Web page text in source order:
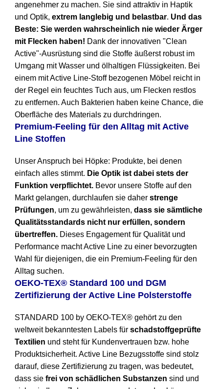
angenehmer zu machen. Sie sind attraktiv in Haptik
und Optik, extrem langlebig und belastbar. Und das
Beste: Sie werden wahrscheinlich nie wieder Ärger
mit Flecken haben! Dank der innovativen "Clean
Active"-Ausrüstung sind die Stoffe äußerst robust im
Umgang mit Wasser und ölhaltigen Flüssigkeiten. Bei
einem mit Active Line-Stoff bezogenen Möbel reicht in
der Regel ein feuchtes Tuch aus, um Flecken restlos
zu entfernen. Auch Bakterien haben keine Chance, die
Oberfläche des Materials zu durchdringen.
Premium-Feeling für den Alltag mit Active
Line Stoffen
Unser Anspruch bei Höpke: Produkte, bei denen
einfach alles stimmt. Die Optik ist dabei stets der
Funktion verpflichtet. Bevor unsere Stoffe auf den
Markt gelangen, durchlaufen sie daher strenge
Prüfungen, um zu gewährleisten, dass sie sämtliche
Qualitätsstandards nicht nur erfüllen, sondern
übertreffen. Dieses Engagement für Qualität und
Performance macht Active Line zu einer bevorzugten
Wahl für diejenigen, die ein Premium-Feeling für den
Alltag suchen.
OEKO-TEX® Standard 100 und DGM
Zertifizierung der Active Line Polsterstoffe
STANDARD 100 by OEKO-TEX® gehört zu den
weltweit bekanntesten Labels für schadstoffgeprüfte
Textilien und steht für Kundenvertrauen bzw. hohe
Produktsicherheit. Active Line Bezugsstoffe sind stolz
darauf, diese Zertifizierung zu tragen, was bedeutet,
dass sie frei von schädlichen Substanzen sind und